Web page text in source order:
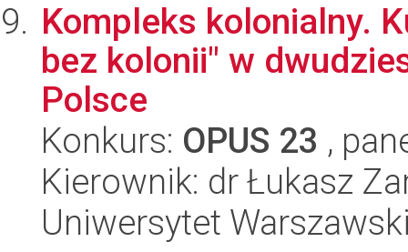
Kompleks kolonialny.
bez kolonii" w
Polsce
Konkurs: OPUS 23 ,
Kierownik: dr Łukasz
Uniwersytet